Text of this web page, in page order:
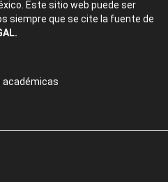
Este sitio web puede ser
siempre que se cite la fuente de
académicas